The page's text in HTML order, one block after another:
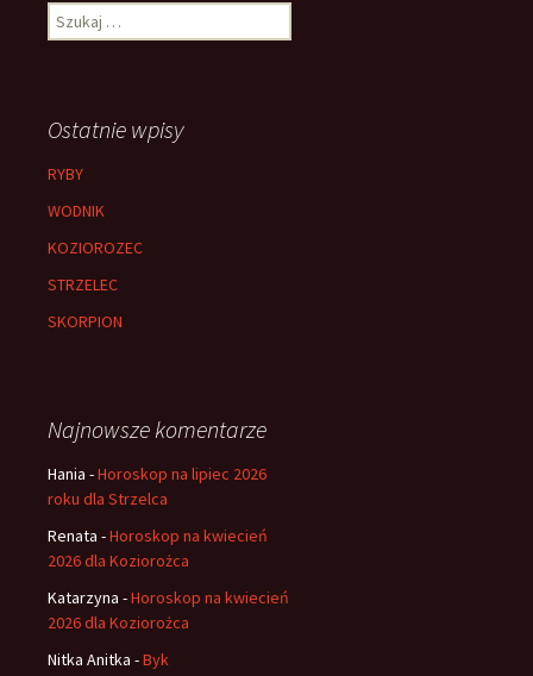
Szukaj:
Ostatnie wpisy
RYBY
WODNIK
KOZIOROZEC
STRZELEC
SKORPION
Najnowsze komentarze
Hania -Horoskop na lipiec 2026
roku dla Strzelca
Renata -Horoskop na kwiecień
2026 dla Koziorożca
Katarzyna -Horoskop na kwiecień
2026 dla Koziorożca
Nitka Anitka -Byk